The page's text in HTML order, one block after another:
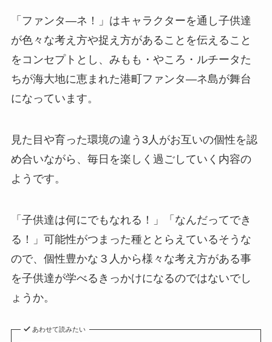
「ファンタ―ネ！」はキャラクターを通し子供達
が色々な考え方や捉え方があることを伝えること
をコンセプトとし、みもも・やころ・ルチータた
ちが海大地に恵まれた港町ファンタ―ネ島が舞台
になっています。
見た目や育った環境の違う3人がお互いの個性を認
め合いながら、毎日を楽しく過ごしていく内容の
ようです。
「子供達は何にでもなれる！」「なんだってでき
る！」可能性がつまった種ととらえているそうな
ので、個性豊かな３人から様々な考え方がある事
を子供達が学べるきっかけになるのではないでし
ょうか。
あわせて読みたい